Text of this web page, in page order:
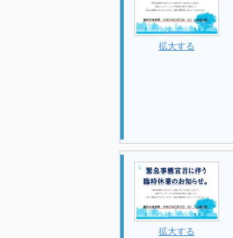
拡大する
拡大する